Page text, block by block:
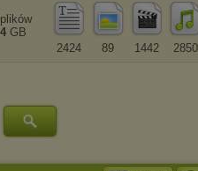
2850
1442
89
2424
plików
GB